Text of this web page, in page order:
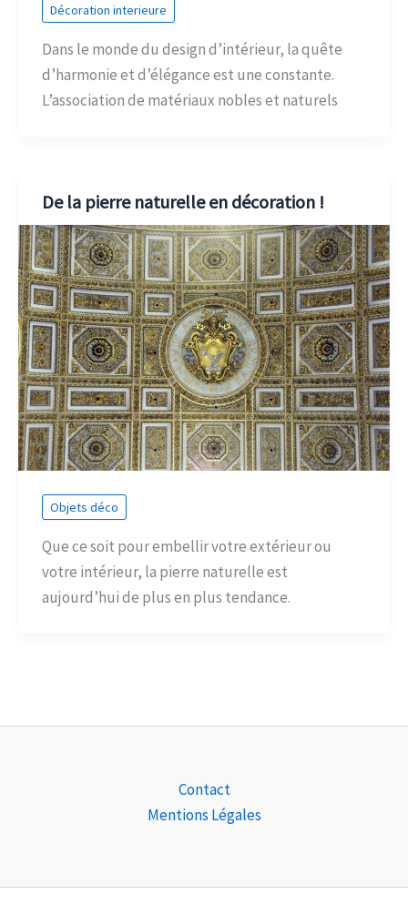
Décoration interieure
Dans le monde du design d’intérieur, la quête
d’harmonie et d’élégance est une constante.
L’association de matériaux nobles et naturels
De la pierre naturelle en décoration !
Objets déco
Que ce soit pour embellir votre extérieur ou
votre intérieur, la pierre naturelle est
aujourd’hui de plus en plus tendance.
Contact
Mentions Légales